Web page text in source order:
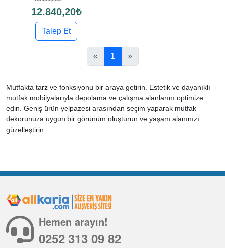
12.840,20₺
Talep Et
« 1 »
Mutfakta tarz ve fonksiyonu bir araya getirin. Estetik ve dayanıklı
mutfak mobilyalarıyla depolama ve çalışma alanlarını optimize
edin. Geniş ürün yelpazesi arasından seçim yaparak mutfak
dekorunuza uygun bir görünüm oluşturun ve yaşam alanınızı
güzelleştirin.
Hemen arayın!
0252 313 09 82